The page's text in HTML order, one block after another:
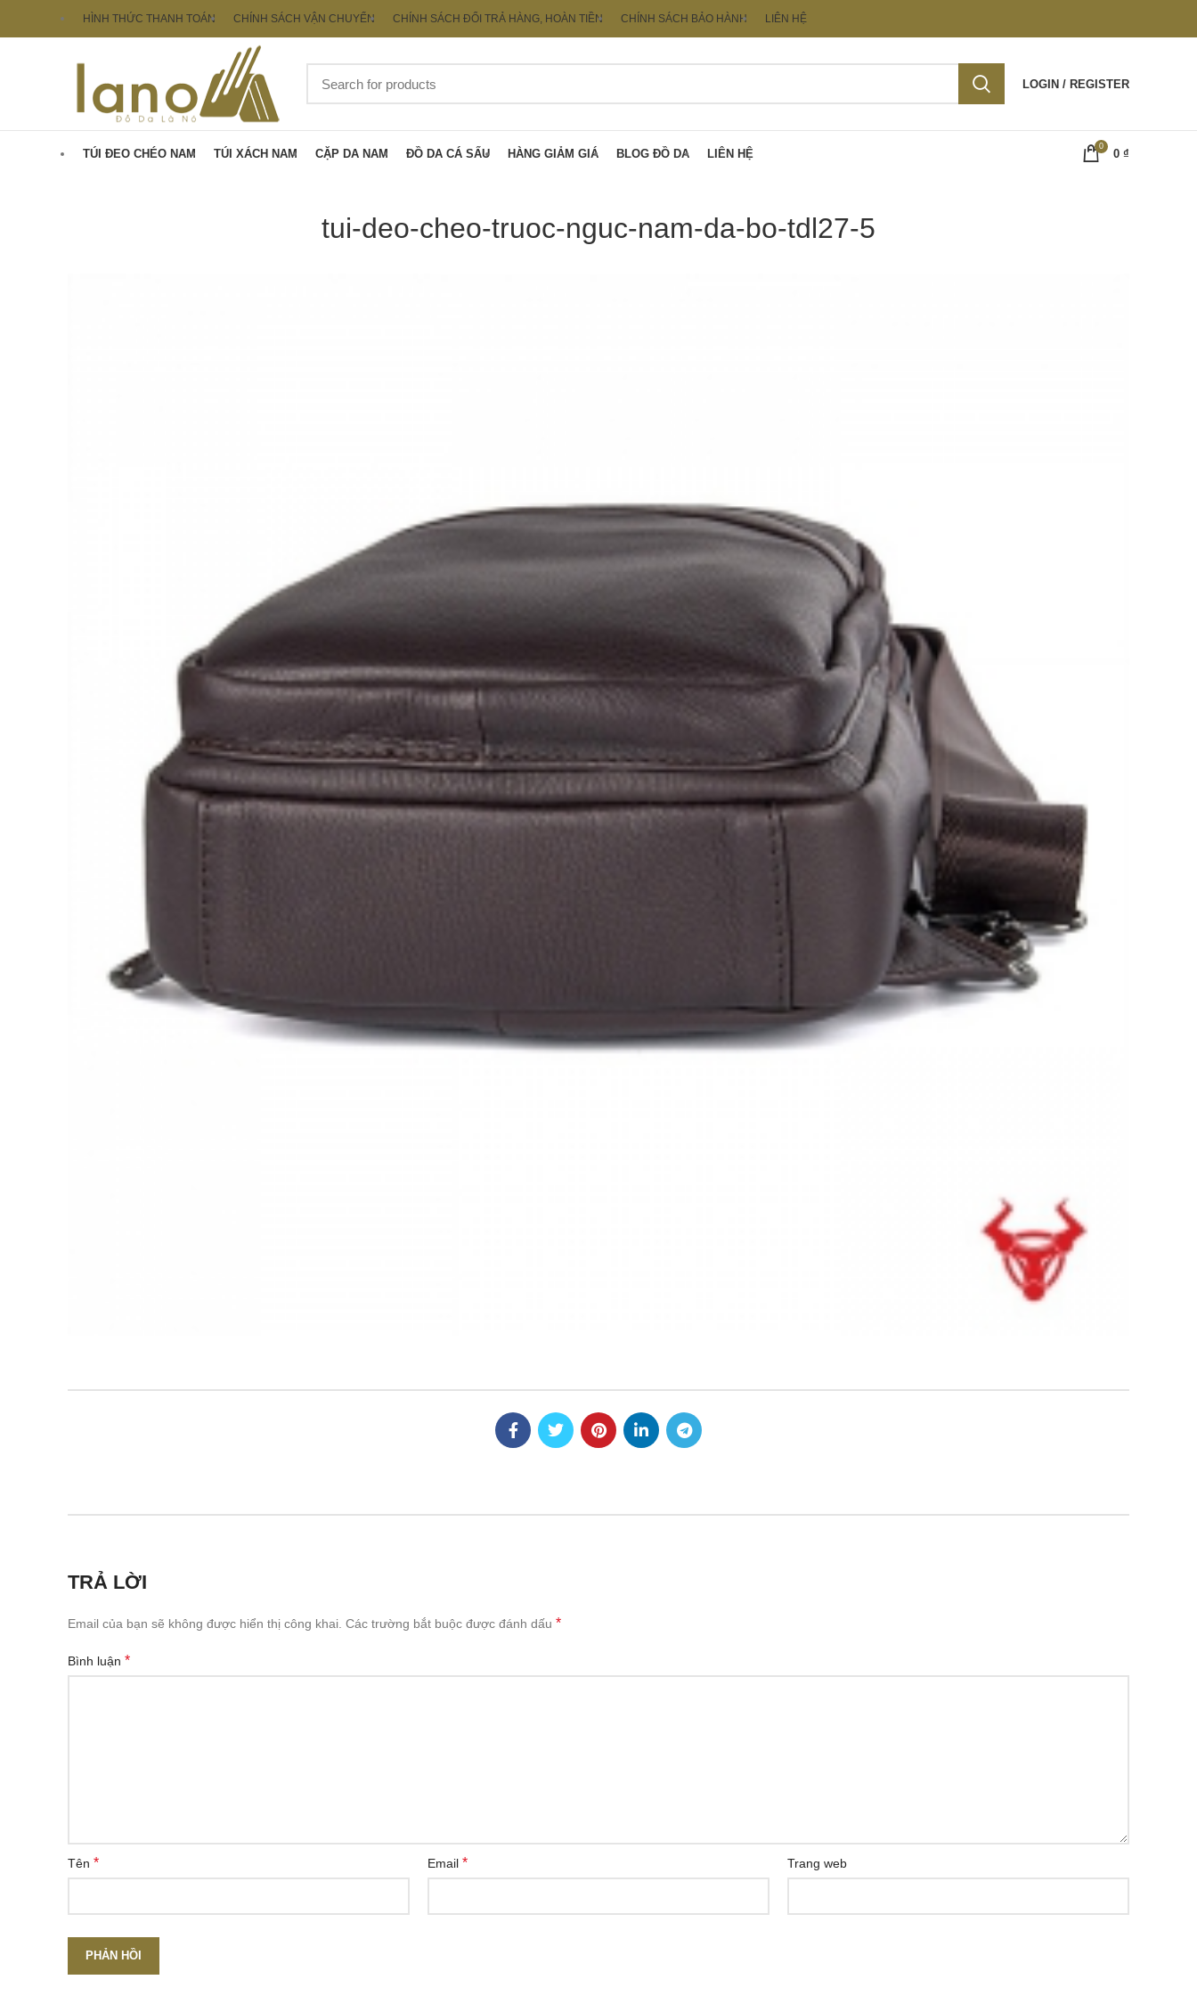
HÌNH THỨC THANH TOÁN CHÍNH SÁCH VẬN CHUYỂN CHÍNH SÁCH ĐỔI TRẢ HÀNG, HOÀN TIỀN CHÍNH SÁCH BẢO HÀNH LIÊN HỆ
LOGIN / REGISTER
TÚI ĐEO CHÉO NAM TÚI XÁCH NAM CẶP DA NAM ĐỒ DA CÁ SẤU HÀNG GIẢM GIÁ BLOG ĐỒ DA LIÊN HỆ
0
0 ₫
tui-deo-cheo-truoc-nguc-nam-da-bo-tdl27-5
TRẢ LỜI
Email của bạn sẽ không được hiển thị công khai. Các trường bắt buộc được đánh dấu *
Bình luận *
Tên * Email * Trang web